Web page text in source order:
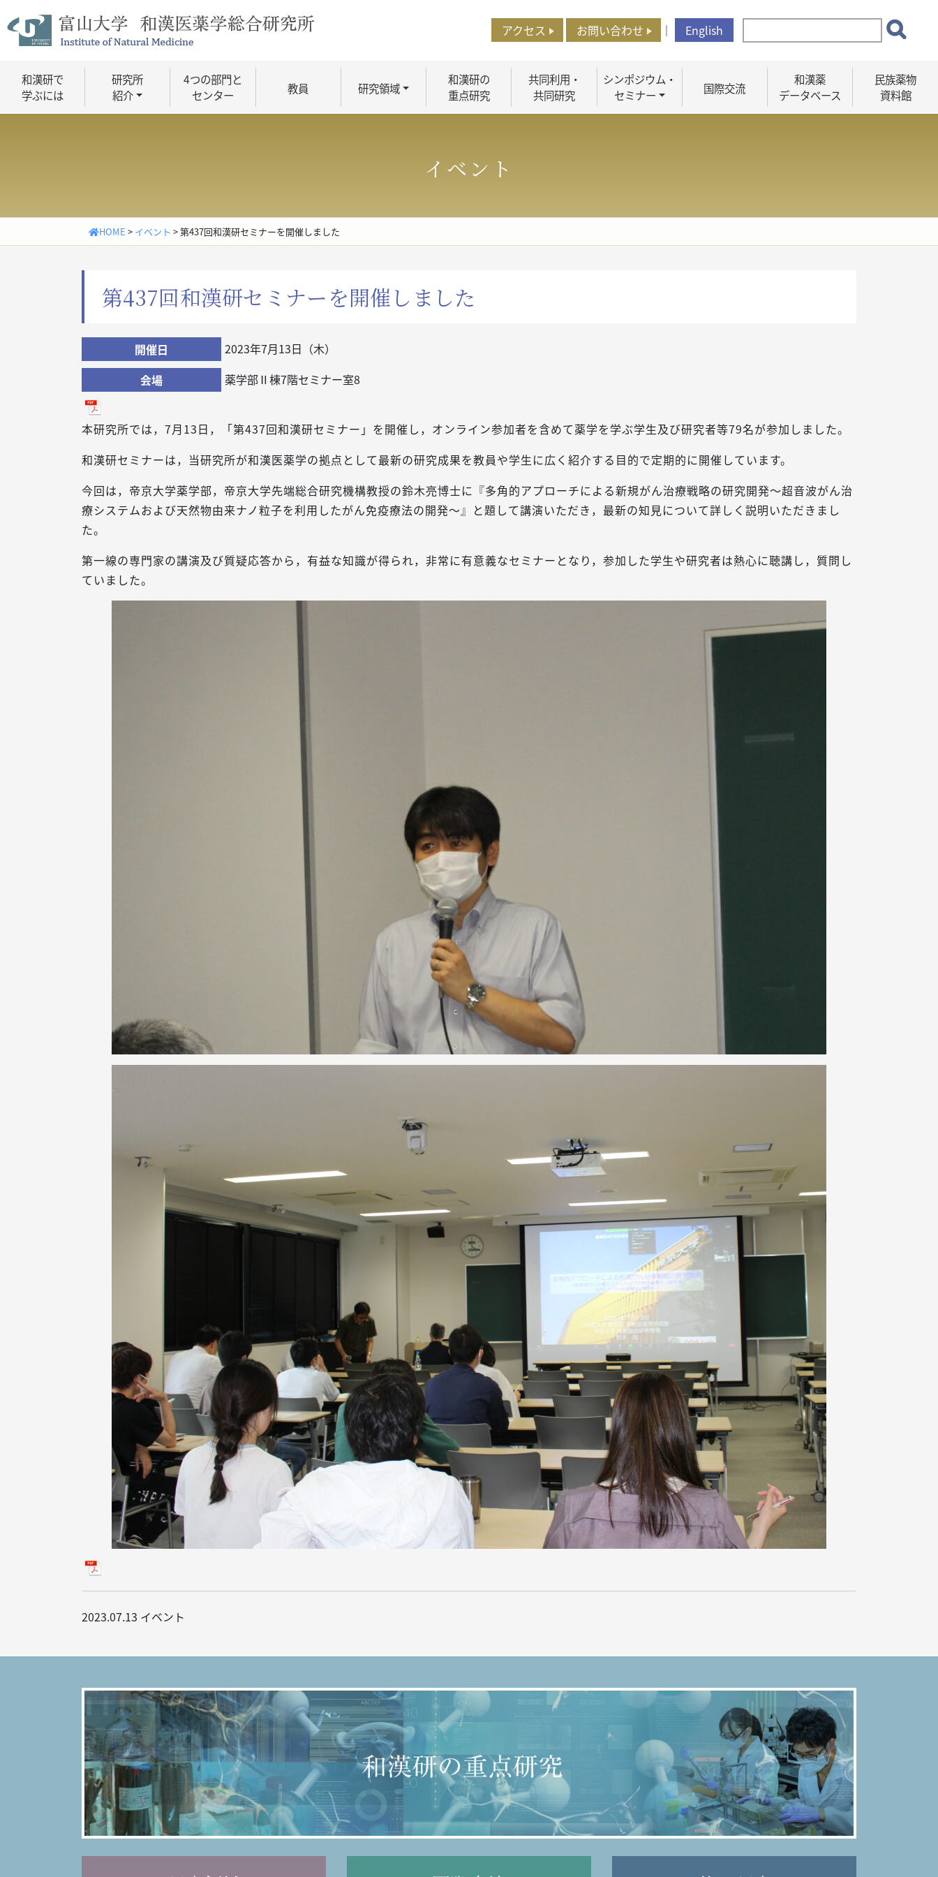
to
content
アクセス お問い合わせ ｜ English
和漢研で
学ぶには
研究所
紹介
4つの部門と
センター
教員 研究領域
和漢研の
重点研究
共同利用・
共同研究
シンポジウム・
セミナー
国際交流
和漢薬
データベース
民族薬物
資料館
イベント
HOME > イベント >第437回和漢研セミナーを開催しました
第437回和漢研セミナーを開催しました
開催日
2023年7月13日（木）
会場
薬学部Ⅱ棟7階セミナー室8
本研究所では，7月13日，「第437回和漢研セミナー」を開催し，オンライン参加者を含めて薬学を学ぶ学生及び研究者等79名が参加しました。
和漢研セミナーは，当研究所が和漢医薬学の拠点として最新の研究成果を教員や学生に広く紹介する目的で定期的に開催しています。
今回は，帝京大学薬学部，帝京大学先端総合研究機構教授の鈴木亮博士に『多角的アプローチによる新規がん治療戦略の研究開発～超音波がん治
療システムおよび天然物由来ナノ粒子を利用したがん免疫療法の開発～』と題して講演いただき，最新の知見について詳しく説明いただきまし
た。
第一線の専門家の講演及び質疑応答から，有益な知識が得られ，非常に有意義なセミナーとなり，参加した学生や研究者は熱心に聴講し，質問し
ていました。
2023.07.13 イベント